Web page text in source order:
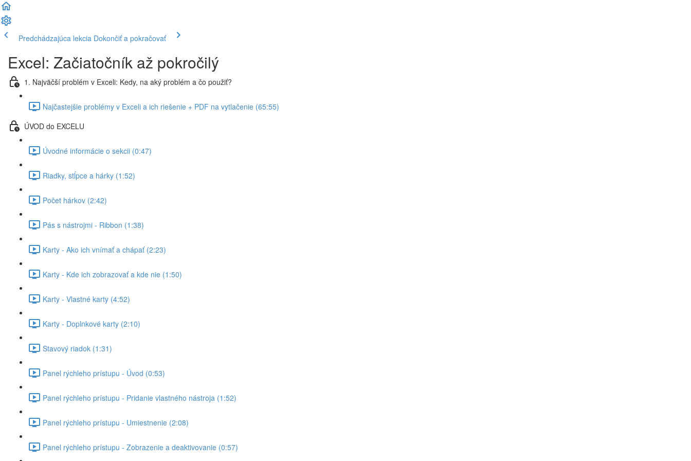
Predchádzajúca lekcia Dokončiť a pokračovať
Excel: Začiatočník až pokročilý
1. Najväčší problém v Exceli: Kedy, na aký problém a čo použiť?
Najčastejšie problémy v Exceli a ich riešenie + PDF na vytlačenie (65:55)
ÚVOD do EXCELU
Úvodné informácie o sekcii (0:47)
Riadky, stĺpce a hárky (1:52)
Počet hárkov (2:42)
Pás s nástrojmi - Ribbon (1:38)
Karty - Ako ich vnímať a chápať (2:23)
Karty - Kde ich zobrazovať a kde nie (1:50)
Karty - Vlastné karty (4:52)
Karty - Doplnkové karty (2:10)
Stavový riadok (1:31)
Panel rýchleho prístupu - Úvod (0:53)
Panel rýchleho prístupu - Pridanie vlastného nástroja (1:52)
Panel rýchleho prístupu - Umiestnenie (2:08)
Panel rýchleho prístupu - Zobrazenie a deaktivovanie (0:57)